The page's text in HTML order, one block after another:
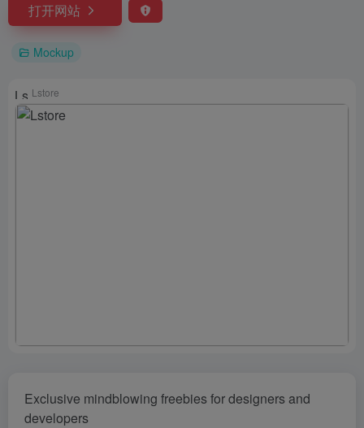
打开网站
Mockup
Lstore
Exclusive mindblowing freebies for designers and
developers